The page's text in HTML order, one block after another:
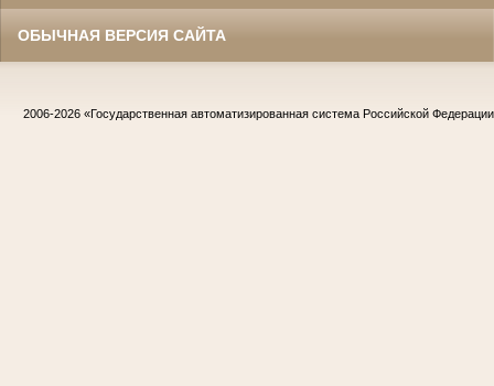
ОБЫЧНАЯ ВЕРСИЯ САЙТА
2006-2026 «Государственная автоматизированная система Российской